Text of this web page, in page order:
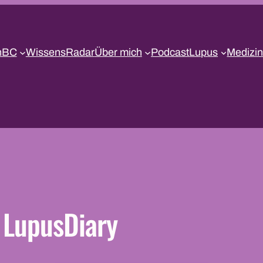
WissensRadarÜber mich PodcastLupus